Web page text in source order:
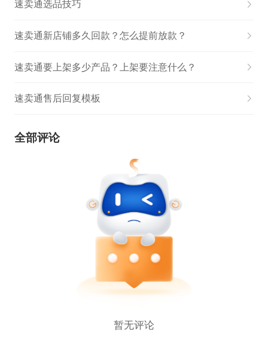
速卖通选品技巧
速卖通新店铺多久回款？怎么提前放款？
速卖通要上架多少产品？上架要注意什么？
速卖通售后回复模板
全部评论
暂无评论